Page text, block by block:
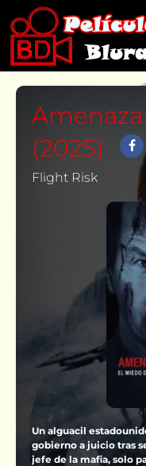
(2025)
Flight Risk
Un alguacil
gobierno a juicio tras
jefe de la mafia, solo